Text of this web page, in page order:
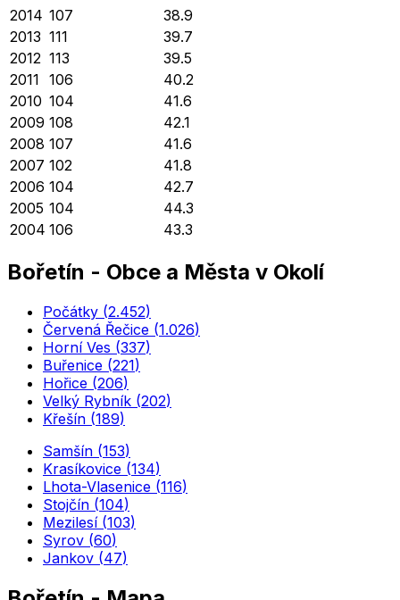
2014 107
38.9
2013 111
39.7
2012 113
39.5
2011 106
40.2
2010 104
41.6
2009 108
42.1
2008 107
41.6
2007 102
41.8
2006 104
42.7
2005 104
44.3
2004 106 43.3
Bořetín - Obce a Města v Okolí
Počátky (2.452)
Červená Řečice (1.026)
Horní Ves (337)
Buřenice (221)
Hořice (206)
Velký Rybník (202)
Křešín (189)
Samšín (153)
Krasíkovice (134)
Lhota-Vlasenice (116)
Stojčín (104)
Mezilesí(103)
Syrov (60)
Jankov (47)